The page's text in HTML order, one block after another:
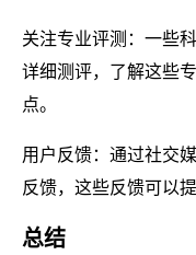
关注专业评测：一些
详细测评，了解这些
点。
用户反馈：通过社交
反馈，这些反馈可以
总结